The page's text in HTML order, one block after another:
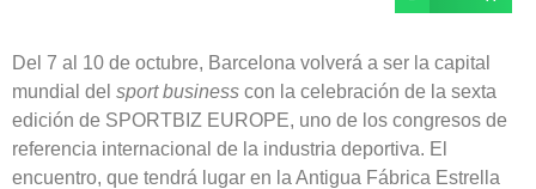
Del 7 al 10 de octubre, Barcelona volverá a ser la capital
mundial del sport business con la celebración de la sexta
edición de SPORTBIZ EUROPE, uno de los congresos de
referencia internacional de la industria deportiva. El
encuentro, que tendrá lugar en la Antigua Fábrica Estrella